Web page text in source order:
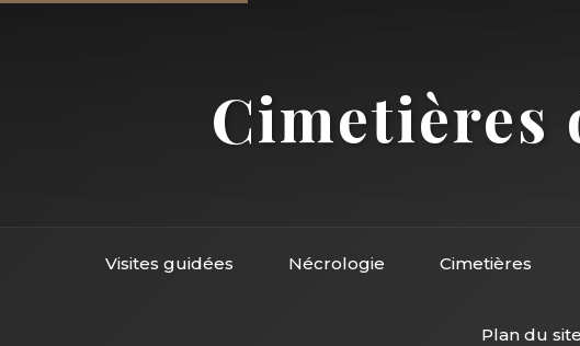
Cimetières
Visites guidées Nécrologie Cimetières
Plan du site